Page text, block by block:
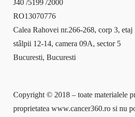
J40 /5199 /2000
RO13070776
Calea Rahovei nr.266-268, corp 3,
stâlpii 12-14, camera 09A, sector 5
Bucuresti, Bucuresti
Copyright © 2018 – toate materialele
proprietatea www.cancer360.ro si nu